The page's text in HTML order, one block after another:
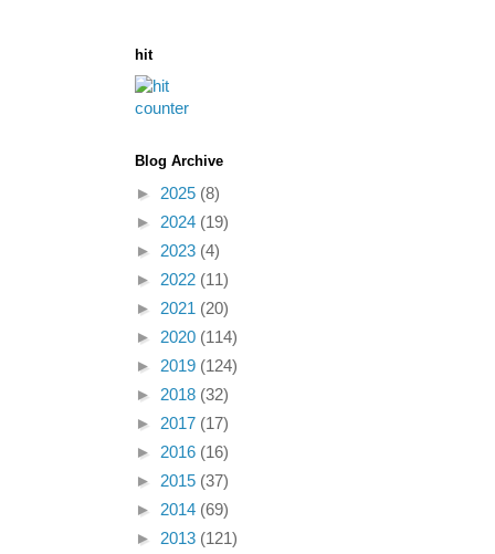
hit
Blog Archive
► 2025 (8)
► 2024 (19)
► 2023 (4)
► 2022 (11)
► 2021 (20)
► 2020 (114)
► 2019 (124)
► 2018 (32)
► 2017 (17)
► 2016 (16)
► 2015 (37)
► 2014 (69)
► 2013 (121)